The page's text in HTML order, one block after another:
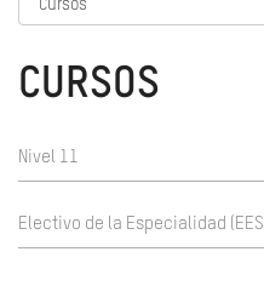
CURSOS
Nivel 11
Electivo de la Especialidad (EES)